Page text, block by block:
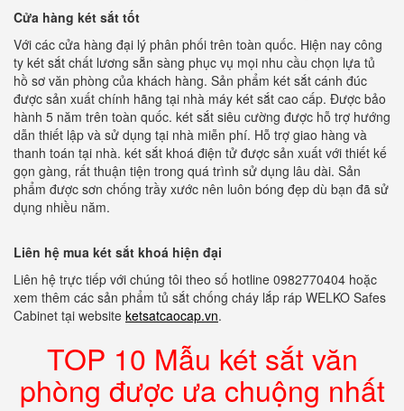
Cửa hàng két sắt tốt
Với các cửa hàng đại lý phân phối trên toàn quốc. Hiện nay công
ty két sắt chất lương sẵn sàng phục vụ mọi nhu cầu chọn lựa tủ
hồ sơ văn phòng của khách hàng. Sản phẩm két sắt cánh đúc
được sản xuất chính hãng tại nhà máy két sắt cao cấp. Được bảo
hành 5 năm trên toàn quốc. két sắt siêu cường được hỗ trợ hướng
dẫn thiết lập và sử dụng tại nhà miễn phí. Hỗ trợ giao hàng và
thanh toán tại nhà. két sắt khoá điện tử được sản xuất với thiết kế
gọn gàng, rất thuận tiện trong quá trình sử dụng lâu dài. Sản
phẩm được sơn chống trầy xước nên luôn bóng đẹp dù bạn đã sử
dụng nhiều năm.
Liên hệ mua két sắt khoá hiện đại
Liên hệ trực tiếp với chúng tôi theo số hotline 0982770404 hoặc
xem thêm các sản phẩm tủ sắt chống cháy lắp ráp WELKO Safes
Cabinet tại website ketsatcaocap.vn.
TOP 10 Mẫu két sắt văn
phòng được ưa chuộng nhất